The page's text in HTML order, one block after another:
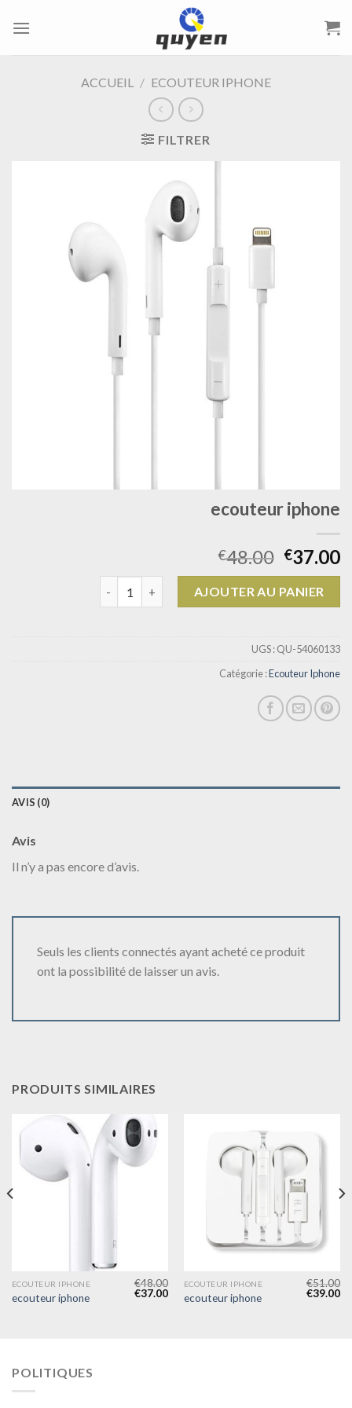
ACCUEIL / ECOUTEUR IPHONE
FILTRER
ecouteur iphone
€48.00 €37.00
AJOUTER AU PANIER
UGS :QU-54060133
Catégorie :Ecouteur Iphone
AVIS (0)
Avis
Il n’y a pas encore d’avis.
Seuls les clients connectés ayant acheté ce produit
ont la possibilité de laisser un avis.
PRODUITS SIMILAIRES
ECOUTEUR IPHONE
ecouteur iphone
€48.00
€37.00
ECOUTEUR IPHONE
ecouteur iphone
€51.00
€39.00
POLITIQUES